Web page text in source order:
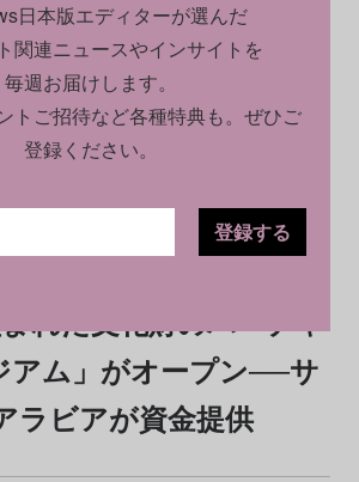
2025.10.03
れた文化財のバーチャ
アム」がオープン──サ
ラビアが資金提供
日本版エディターが選んだ
関連ニュースやインサイトを
毎週お届けします。
トご招待など各種特典も。ぜひご
登録ください。
登録する